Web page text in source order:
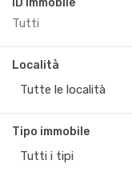
ID immobile
Località
Tutte le località
Tipo immobile
Tutti i tipi